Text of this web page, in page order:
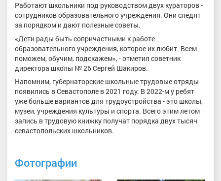
Работают школьники под руководством двух кураторов -
сотрудников образовательного учреждения. Они следят
за порядком и дают полезные советы.
«Дети рады быть сопричастными к работе
образовательного учреждения, которое их любит. Всем
поможем, обучим, подскажем», - отметил советник
директора школы № 26 Сергей Шакиров.
Напомним, губернаторские школьные трудовые отряды
появились в Севастополе в 2021 году. В 2022-м у ребят
уже больше вариантов для трудоустройства - это школы,
музеи, учреждения культуры и спорта. Всего этим летом
запись в трудовую книжку получат порядка двух тысяч
севастопольских школьников.
Фотографии